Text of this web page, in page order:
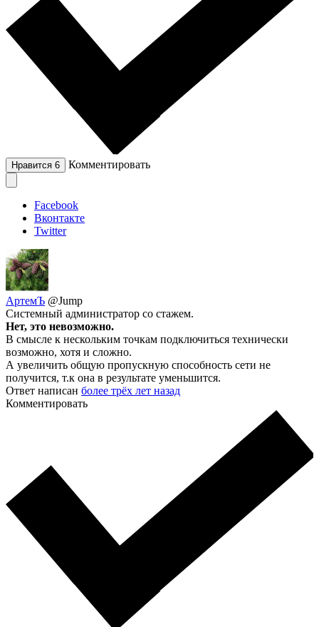
Нравится 6 Комментировать
Facebook
Вконтакте
Twitter
АртемЪ @Jump
Системный администратор со стажем.
Нет, это невозможно.
В смысле к нескольким точкам подключиться технически
возможно, хотя и сложно.
А увеличить общую пропускную способность сети не
получится, т.к она в результате уменьшится.
Ответ написан более трёх лет назад
Комментировать